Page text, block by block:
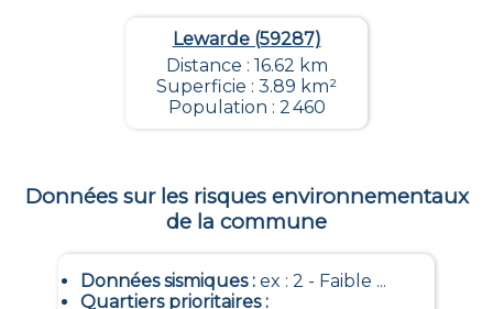
Lewarde (59287)
Distance : 16.62 km
Superficie : 3.89 km²
Population : 2 460
Données sur les risques environnementaux
de la commune
Données sismiques: ex : 2 - Faible ...
Quartiers prioritaires: